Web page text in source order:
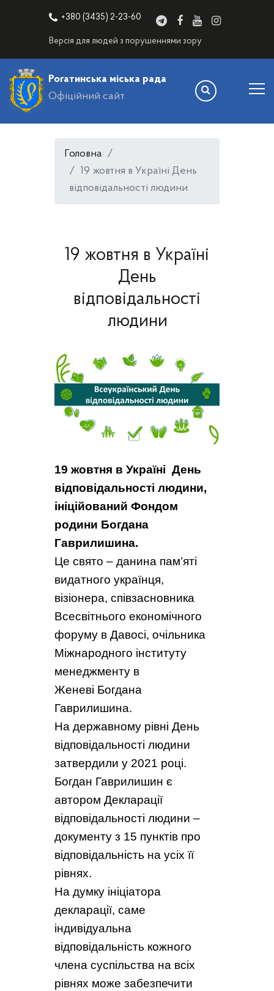
+380 (3435) 2-23-60
Версія для людей з порушеннями зору
Рогатинська міська рада
Офіційний сайт
Головна
19 жовтня в Україні День
відповідальності людини
19 жовтня в Україні
День
відповідальності
людини
19 жовтня в Україні День
відповідальності людини,
ініційований Фондом
родини Богдана
Гаврилишина.
Це свято – данина пам’яті
видатного українця,
візіонера, співзасновника
Всесвітнього економічного
форуму в Давосі, очільника
Міжнародного інституту
менеджменту в
Женеві Богдана
Гаврилишина.
На державному рівні День
відповідальності людини
затвердили у 2021 році.
Богдан Гаврилишин є
автором Декларації
відповідальності людини –
документу з 15 пунктів про
відповідальність на усіх її
рівнях.
На думку ініціатора
декларації, саме
індивідуальна
відповідальність кожного
члена суспільства на всіх
рівнях може забезпечити